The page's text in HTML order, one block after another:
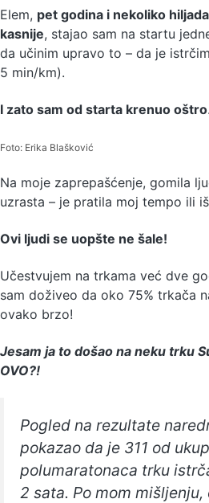
Elem, pet godina i nekoliko
kasnije, stajao sam na startu
da učinim upravo to – da je
5 min/km).
I zato sam od starta krenuo oštro.
Foto: Erika Blašković
Na moje zaprepašćenje, gomila
uzrasta – je pratila moj tempo ili
Ovi ljudi se uopšte ne šale!
Učestvujem na trkama već dve
sam doživeo da oko 75% trkača
ovako brzo!
Jesam ja to došao na neku trku
OVO?!
Pogled na rezultate
pokazao da je 311 od
polumaratonaca trku
2 sata. Po mom mišljenju,